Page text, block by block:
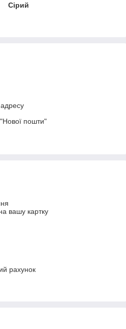
Сірий
"Нової пошти"
вашу картку
рахунок